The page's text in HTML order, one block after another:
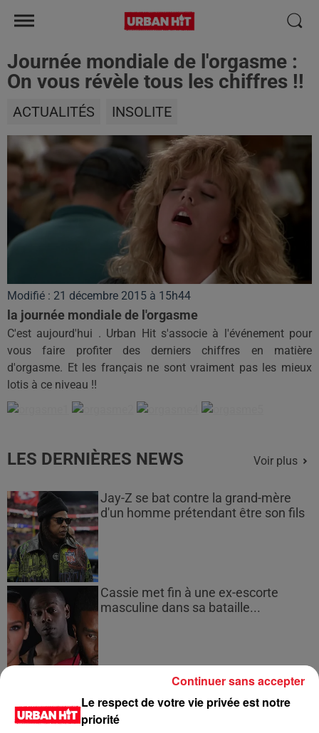
Journée mondiale de l'orgasme :
On vous révèle tous les chiffres !!
ACTUALITÉS INSOLITE
Modifié : 21 décembre 2015 à 15h44
la journée mondiale de l'orgasme
C'est aujourd'hui . Urban Hit s'associe à l'événement pour
vous faire profiter des derniers chiffres en matière
d'orgasme. Et les français ne sont vraiment pas les mieux
lotis à ce niveau !!
LES DERNIÈRES NEWS Voir plus
Jay-Z se bat contre la grand-mère
d'un homme prétendant être son fils
Cassie met fin à une ex-escorte
masculine dans sa bataille...
Des vitres tombent de la tour
Montparnasse : des désaccords
entre...
Le respect de votre vie privée est notre
priorité
Continuer sans accepter